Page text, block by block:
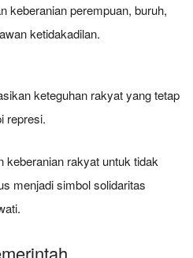
keberanian perempuan, buruh,
ketidakadilan.
keteguhan rakyat yang tetap
represi.
keberanian rakyat untuk tidak
menjadi simbol solidaritas